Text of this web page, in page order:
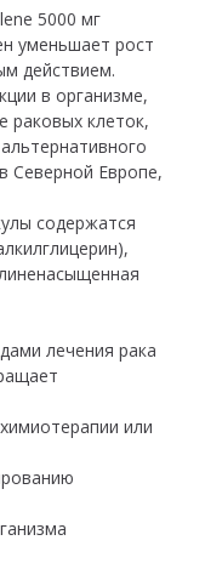
5000 мг
уменьшает рост
действием.
в организме,
раковых клеток,
Северной Европе,
содержатся
лечения рака
или